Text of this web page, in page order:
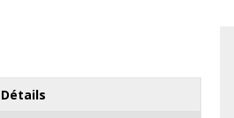
Détails